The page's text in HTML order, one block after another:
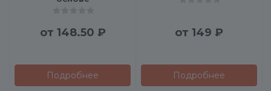
от 148.50 ₽
Подробнее
от 149 ₽
Подробнее